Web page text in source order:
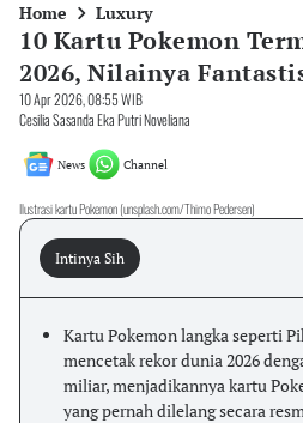
Home Luxury
10 Kartu Pokemon
2026, Nilainya
10 Apr 2026, 08:55 WIB
Cesilia Sasanda Eka Putri Noveliana
News Channel
Ilustrasi kartu Pokemon (unsplash.com/Thimo Pedersen)
Intinya Sih
Kartu Pokemon langka seperti
mencetak rekor dunia 2026
miliar, menjadikannya kartu
yang pernah dilelang secara